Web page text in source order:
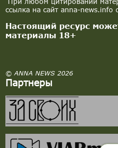
ссылка на сайт anna-news.info
Настоящий ресурс
материалы 18+
© ANNA NEWS 2026
Партнеры